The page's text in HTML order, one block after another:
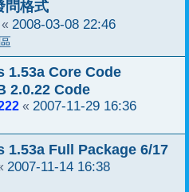
問格式
« 2008-03-08 22:46
1.53a Core Code
2.0.22 Code
« 2007-11-29 16:36
1.53a Full Package 6/17
2007-11-14 16:38